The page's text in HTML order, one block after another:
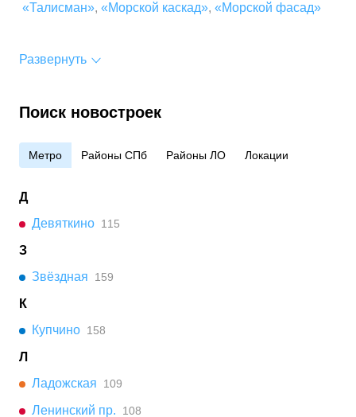
«Талисман», «Морской каскад», «Морской фасад»
Развернуть
Поиск новостроек
Метро Районы СПб Районы ЛО Локации
Д
Девяткино 115
З
Звёздная
159
К
Купчино 158
Л
Ладожская
109
Ленинский пр. 108